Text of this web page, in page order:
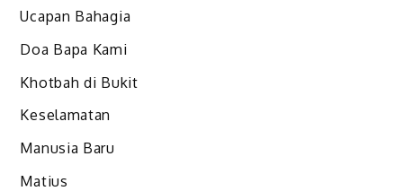
Ucapan Bahagia
Doa Bapa Kami
Khotbah di Bukit
Keselamatan
Manusia Baru
Matius